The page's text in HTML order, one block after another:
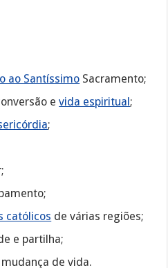
ao Santíssimo Sacramento;
evida espiritual;
;
católicos de várias regiões;
e partilha;
de vida.